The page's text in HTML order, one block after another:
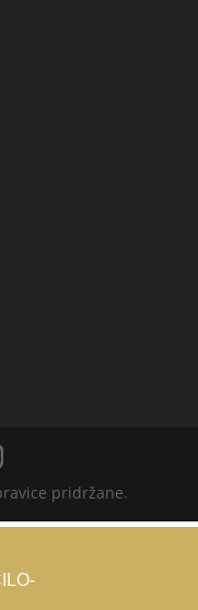
pridržane.